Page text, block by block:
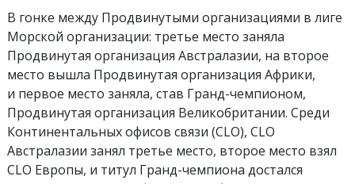
В гонке между Продвинутыми организациями в лиге
Морской организации: третье место заняла
Продвинутая организация Австралазии, на второе
место вышла Продвинутая организация Африки,
и первое место заняла, став Гранд-чемпионом,
Продвинутая организация Великобритании. Среди
Континентальных офисов связи (CLO), CLO
Австралазии занял третье место, второе место взял
CLO Европы, и титул Гранд-чемпиона достался